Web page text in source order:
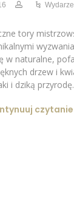
tory
w naturalne,
drzew i
i dziką
czytanie